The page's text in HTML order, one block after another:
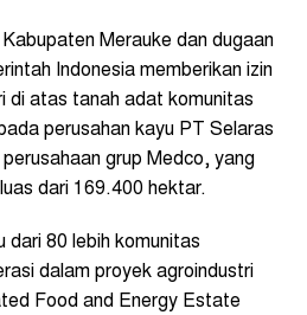
Merauke dan dugaan
Indonesia memberikan izin
di atas tanah adat komunitas
perusahan kayu PT Selaras
grup Medco, yang
dari 169.400 hektar.
dari 80 lebih komunitas
dalam proyek agroindustri
Food and Energy Estate